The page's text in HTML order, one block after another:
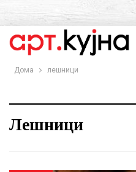
Дома лешници
Лешници